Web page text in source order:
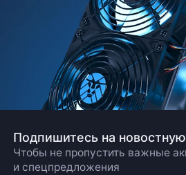
Подпишитесь на
Чтобы не пропустить важные
и спецпредложения